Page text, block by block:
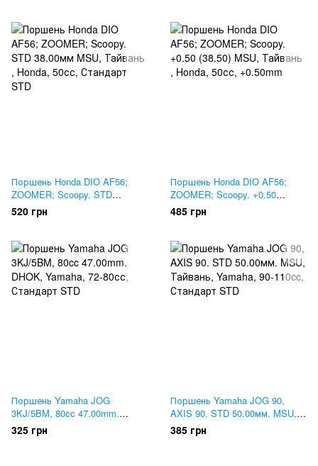
Поршень Honda DIO AF56;
ZOOMER; Scoopy. STD
38.00мм MSU, Тайвань
520 грн
Поршень Honda DIO AF56;
ZOOMER; Scoopy. +0.50
(38.50) MSU, Тайвань
485 грн
Поршень Yamaha JOG
3KJ/5BM, 80cc 47.00mm.
DHOK
325 грн
Поршень Yamaha JOG 90,
AXIS 90. STD 50.00мм. MSU,
Тайвань
385 грн